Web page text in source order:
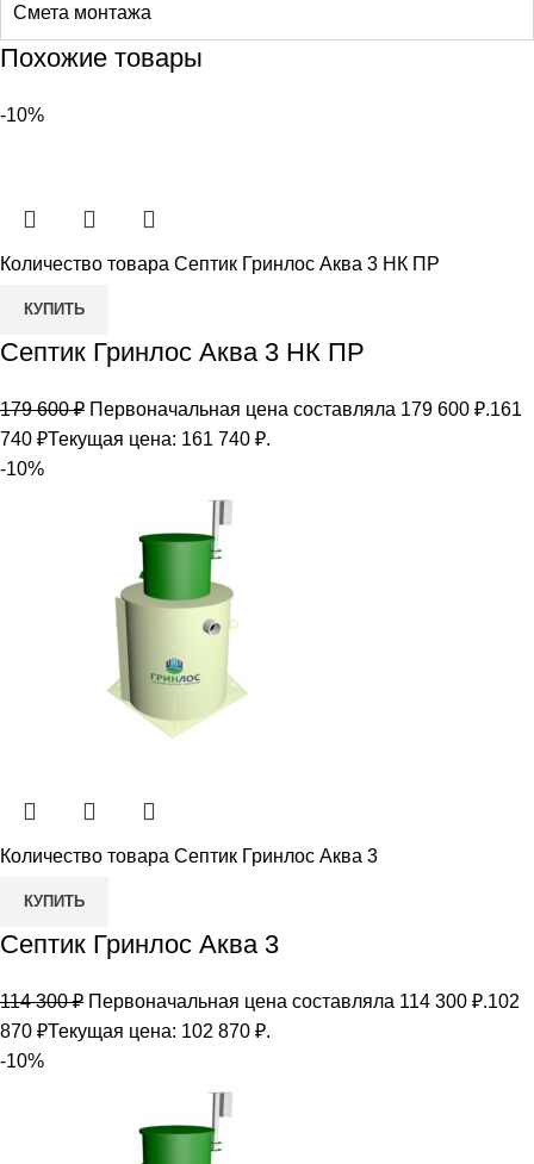
Смета монтажа
Похожие товары
-10%
Количество товара Септик Гринлос Аква 3 НК ПР
КУПИТЬ
Септик Гринлос Аква 3 НК ПР
179 600₽ Первоначальная цена составляла 179 600 ₽.161
740 ₽Текущая цена: 161 740 ₽.
-10%
Количество товара Септик Гринлос Аква 3
КУПИТЬ
Септик Гринлос Аква 3
114 300₽ Первоначальная цена составляла 114 300 ₽.102
870 ₽Текущая цена: 102 870 ₽.
-10%